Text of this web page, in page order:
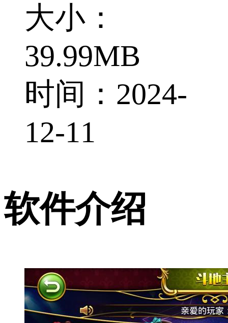
大小：
39.99MB
时间：2024-
12-11
软件介绍